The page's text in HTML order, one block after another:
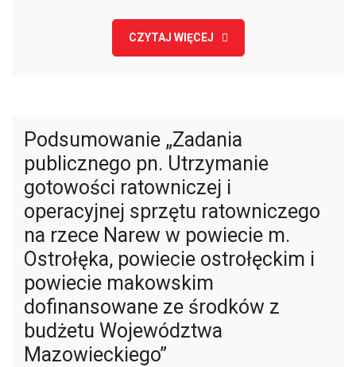
CZYTAJ WIĘCEJ
Podsumowanie „Zadania
publicznego pn. Utrzymanie
gotowości ratowniczej i
operacyjnej sprzętu ratowniczego
na rzece Narew w powiecie m.
Ostrołęka, powiecie ostrołęckim i
powiecie makowskim
dofinansowane ze środków z
budżetu Województwa
Mazowieckiego”